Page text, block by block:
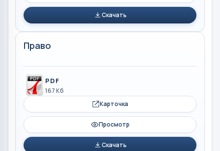
Скачать
Право
PDF
167 Кб
Карточка
Просмотр
Скачать